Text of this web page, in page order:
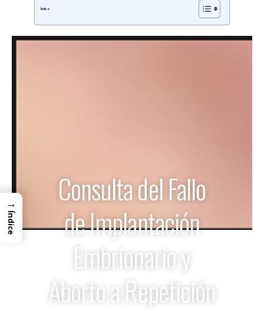
Índice
Consulta del Fallo
de Implantación
Embrionario y
Aborto a Repetición
→
Índice